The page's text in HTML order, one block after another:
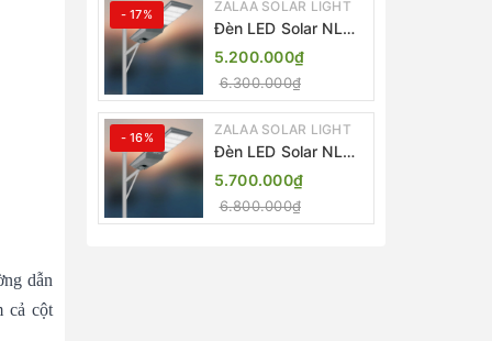
dẫn
cả cột
- 17% ZALAA SOLAR LIGHT
Đèn LED Solar NLMT
Liền Thể ZKC-TG
20W All in One |
ZALAA Street Light
5.200.000₫
6.300.000₫
- 16% ZALAA SOLAR LIGHT
Đèn LED Solar NLMT
Liền Thể ZKC-TG
25W All in One |
ZALAA Street Light
5.700.000₫
6.800.000₫